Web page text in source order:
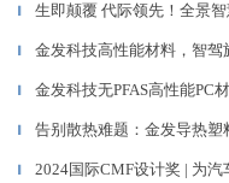
▎ 生即颠覆 代际领先！全景
▎ 金发科技高性能材料，智
▎ 金发科技无PFAS高性能PC
▎ 告别散热难题：金发导热塑
▎ 2024国际CMF设计奖 | 为汽